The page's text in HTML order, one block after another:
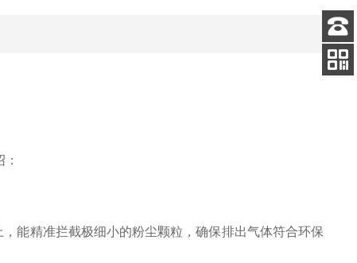
能精准拦截极细小的粉尘颗粒，确保排出气体符合环保
客服
电话